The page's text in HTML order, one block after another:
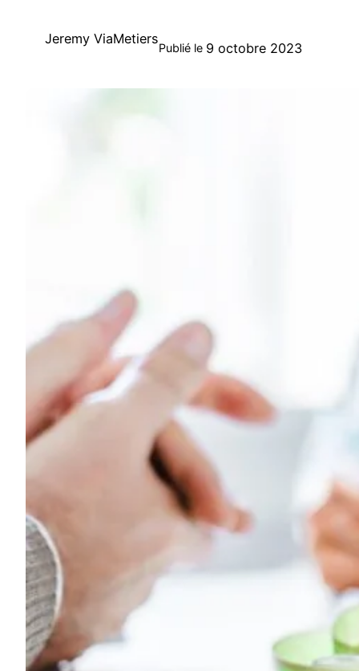
Jeremy ViaMetiers
Publié le 9 octobre 2023